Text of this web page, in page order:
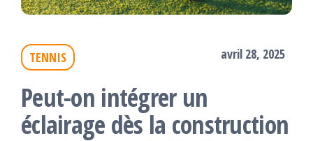
TENNIS avril 28, 2025
Peut-on intégrer un
éclairage dès la construction